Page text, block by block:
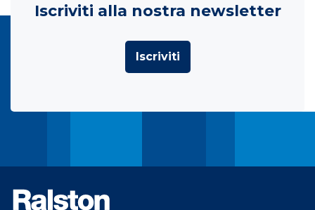
Iscriviti alla nostra newsletter
Iscriviti